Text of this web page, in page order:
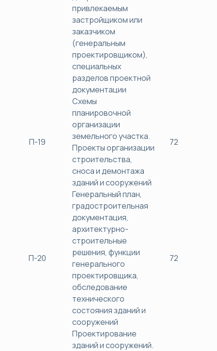
привлекаемым
застройщиком или
заказчиком
(генеральным
проектировщиком),
специальных
разделов проектной
документации
П-19
Схемы
планировочной
организации
земельного участка.
Проекты организации
строительства,
сноса и демонтажа
зданий и сооружений
72
П-20
Генеральный план,
градостроительная
документация,
архитектурно-
строительные
решения, функции
генерального
проектировщика,
обследование
технического
состояния зданий и
сооружений
72
Проектирование
зданий и сооружений.